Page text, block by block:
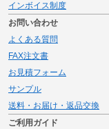
インボイス制度
お問い合わせ
よくある質問
FAX注文書
お見積フォーム
サンプル
送料・お届け・返品交換
ご利用ガイド